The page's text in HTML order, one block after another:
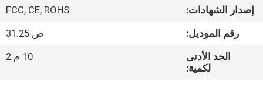
الافتراضي
معلومات
إصدار الشهادات:
FCC, CE, ROHS
رقم الموديل:
ص 31.25
الحد الأدنى
لكمية:
10 م 2